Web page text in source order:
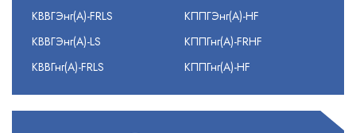
КВВГЭнг(А)-FRLS
КВВГЭнг(А)-LS
КВВГнг(А)-FRLS
КППГЭнг(А)-HF
КППГнг(А)-FRHF
КППГнг(А)-HF